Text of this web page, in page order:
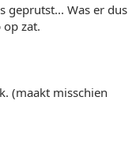
geprutst... Was er dus
zat.
(maakt misschien